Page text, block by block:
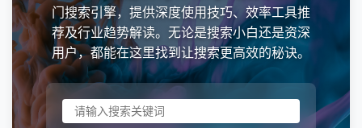
门搜索引擎，提供深度使用技巧、效率工具推
荐及行业趋势解读。无论是搜索小白还是资深
用户，都能在这里找到让搜索更高效的秘诀。